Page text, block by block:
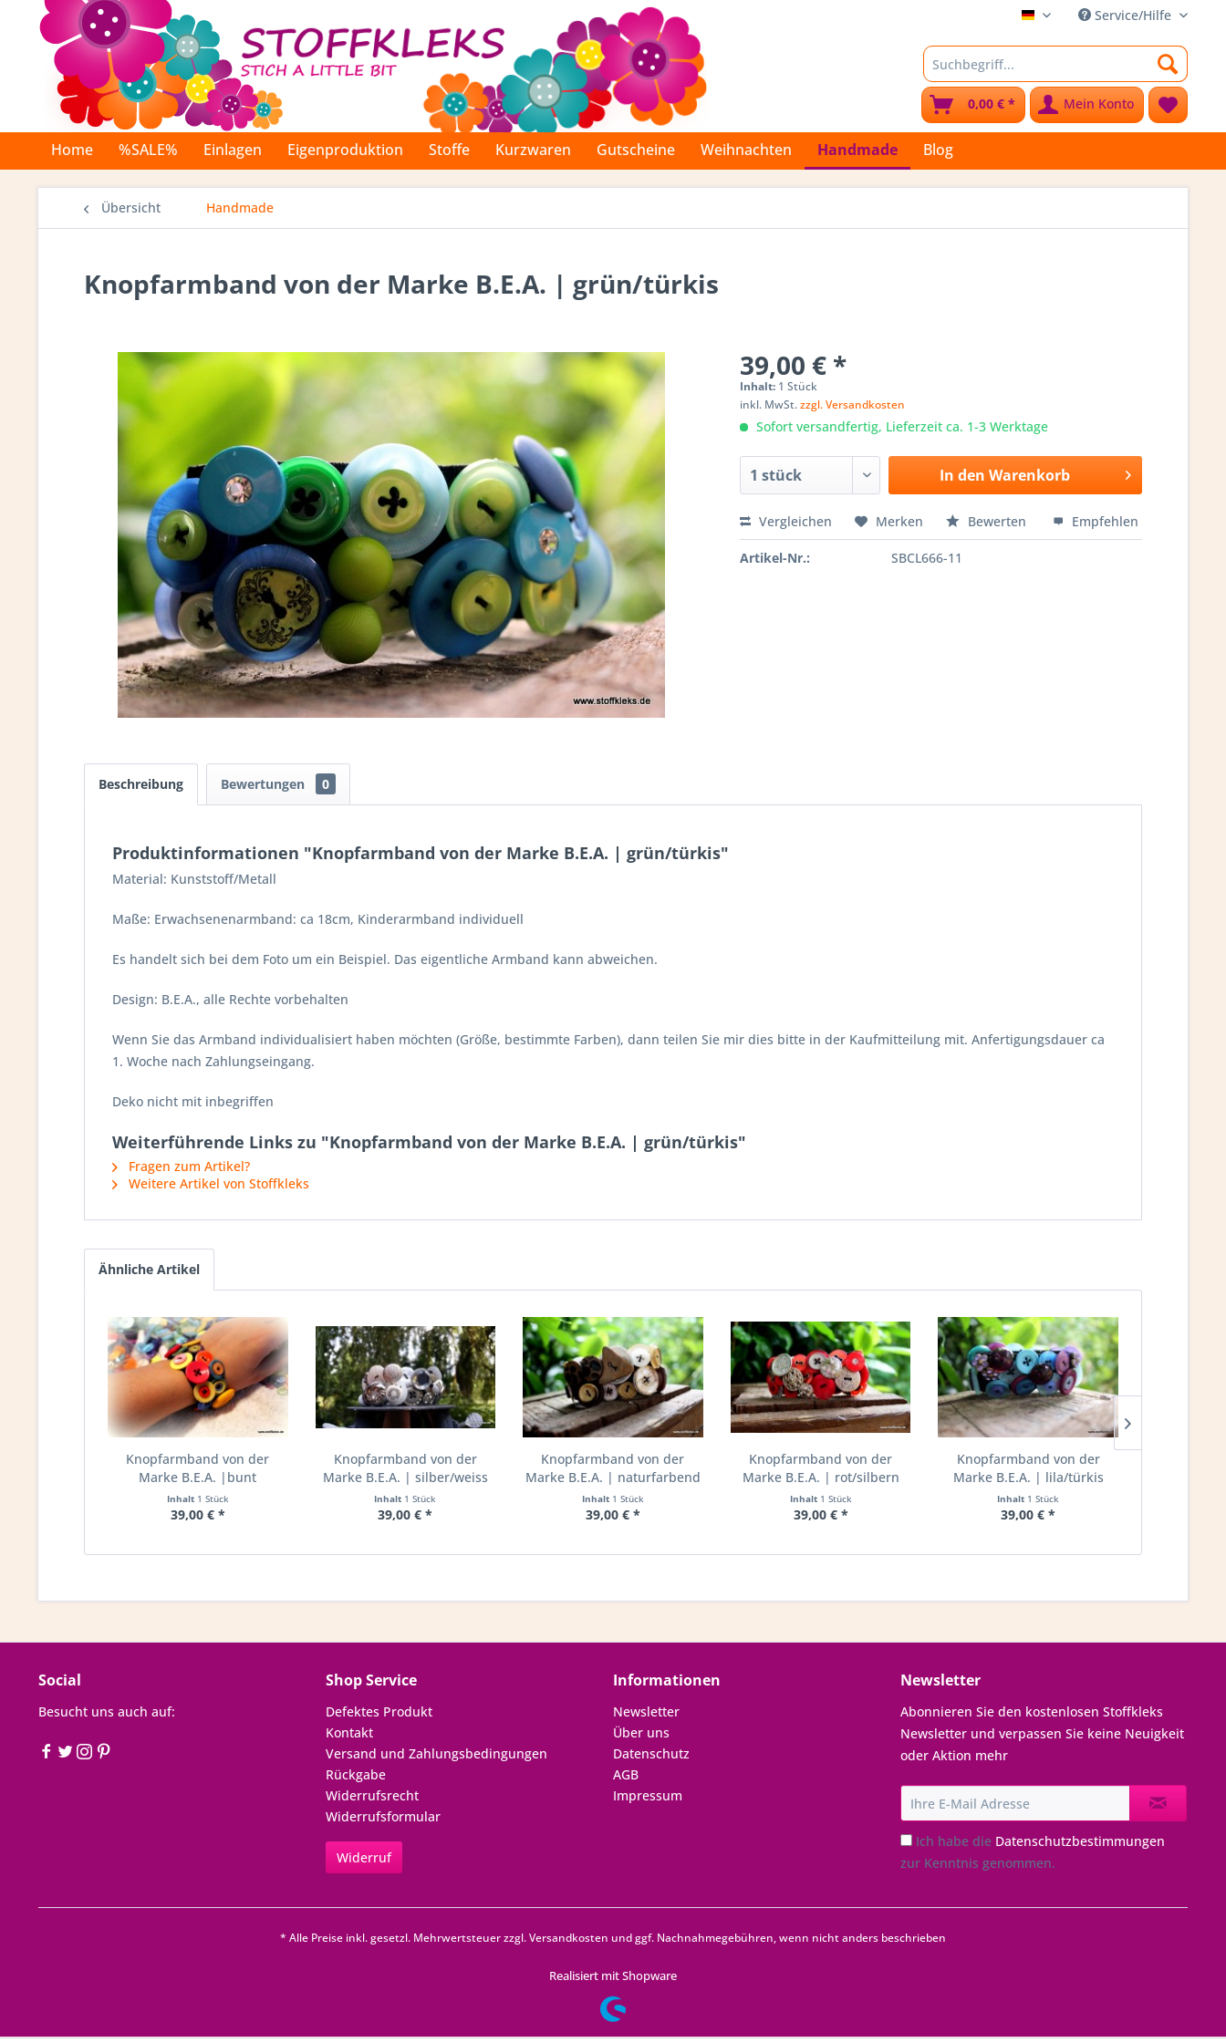
Stoffkleks Service/Hilfe
Mein Konto
0,00 € *
Home %SALE% Einlagen Eigenproduktion Stoffe Kurzwaren Gutscheine Weihnachten Handmade Blog
Übersicht Handmade
Knopfarmband von der Marke B.E.A. | grün/türkis
39,00 € *
Inhalt: 1 Stück
inkl. MwSt.zzgl. Versandkosten
Sofort versandfertig, Lieferzeit ca. 1-3 Werktage
In den Warenkorb
Vergleichen Merken Bewerten Empfehlen
Artikel-Nr.: SBCL666-11
Beschreibung Bewertungen 0
Produktinformationen "Knopfarmband von der Marke B.E.A. | grün/türkis"
Material: Kunststoff/Metall
Maße: Erwachsenenarmband: ca 18cm, Kinderarmband individuell
Es handelt sich bei dem Foto um ein Beispiel. Das eigentliche Armband kann abweichen.
Design: B.E.A., alle Rechte vorbehalten
Wenn Sie das Armband individualisiert haben möchten (Größe, bestimmte Farben), dann teilen Sie mir dies bitte in der Kaufmitteilung mit. Anfertigungsdauer ca
1. Woche nach Zahlungseingang.
Deko nicht mit inbegriffen
Weiterführende Links zu "Knopfarmband von der Marke B.E.A. | grün/türkis"
Fragen zum Artikel?
Weitere Artikel von Stoffkleks
Ähnliche Artikel
Knopfarmband von der
Marke B.E.A. |bunt
Inhalt 1 Stück
39,00 € *
Knopfarmband von der
Marke B.E.A. | silber/weiss
Inhalt 1 Stück
39,00 € *
Knopfarmband von der
Marke B.E.A. | naturfarbend
Inhalt 1 Stück
39,00 € *
Knopfarmband von der
Marke B.E.A. | rot/silbern
Inhalt 1 Stück
39,00 € *
Knopfarmband von der
Marke B.E.A. | lila/türkis
Inhalt 1 Stück
39,00 € *
Social
Besucht uns auch auf:
Shop Service
Defektes Produkt
Kontakt
Versand und Zahlungsbedingungen
Rückgabe
Widerrufsrecht
Widerrufsformular
Widerruf
Informationen
Newsletter
Über uns
Datenschutz
AGB
Impressum
Newsletter
Abonnieren Sie den kostenlosen Stoffkleks
Newsletter und verpassen Sie keine Neuigkeit
oder Aktion mehr
Ich habe die Datenschutzbestimmungen
zur Kenntnis genommen.
* Alle Preise inkl. gesetzl. Mehrwertsteuer zzgl.Versandkosten und ggf. Nachnahmegebühren, wenn nicht anders beschrieben
Realisiert mit Shopware